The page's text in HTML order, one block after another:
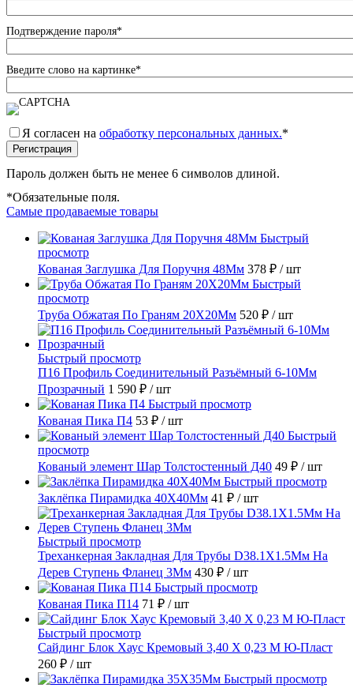
Подтверждение пароля*
Введите слово на картинке*
Я согласен наобработку персональных данных.*
Пароль должен быть не менее 6 символов длиной.
Обязательные поля.
Самые продаваемые товары
Быстрый
просмотр
Кованая Заглушка Для Поручня 48Мм 378 ₽/ шт
Быстрый
просмотр
Труба Обжатая По Граням 20X20Мм 520 ₽/ шт
Быстрый просмотр
П16 Профиль Соединительный Разъёмный 6-10Мм
Прозрачный 1 590 ₽/ шт
Быстрый просмотр
Кованая Пика П4 53 ₽/ шт
Быстрый
просмотр
Кованый элемент Шар Толстостенный Д40 49 ₽/ шт
Быстрый просмотр
Заклёпка Пирамидка 40X40Мм 41 ₽/ шт
Быстрый просмотр
Треханкерная Закладная Для Трубы D38.1Х1.5Мм На
Дерев Ступень Фланец 3Мм 430 ₽/ шт
Быстрый просмотр
Кованая Пика П14 71 ₽/ шт
Быстрый просмотр
Сайдинг Блок Хаус Кремовый 3,40 Х 0,23 М Ю-Пласт
260 ₽/ шт
Быстрый просмотр